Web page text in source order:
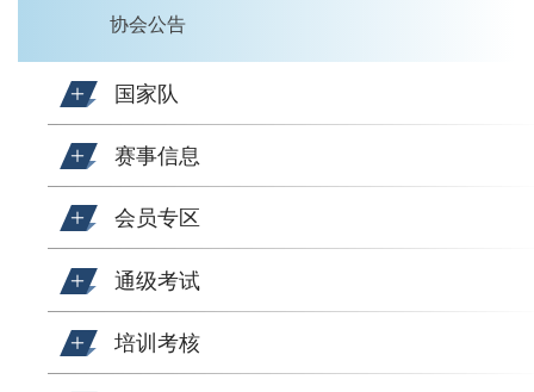
协会公告
国家队
赛事信息
会员专区
通级考试
培训考核